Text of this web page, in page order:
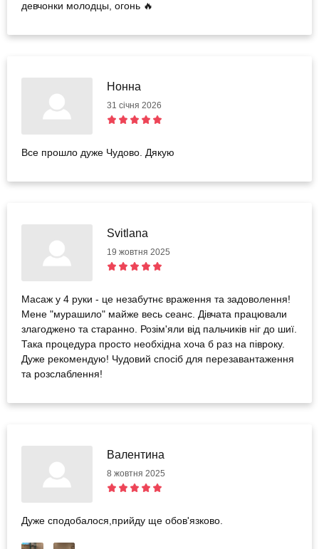
девчонки молодцы, огонь 🔥
Нонна
31 січня 2026
Все прошло дуже Чудово. Дякую
Svitlana
19 жовтня 2025
Масаж у 4 руки - це незабутнє враження та задоволення!
Мене "мурашило" майже весь сеанс. Дівчата працювали
злагоджено та старанно. Розім'яли від пальчиків ніг до шиї.
Така процедура просто необхідна хоча б раз на півроку.
Дуже рекомендую! Чудовий спосіб для перезавантаження
та розслаблення!
Валентина
8 жовтня 2025
Дуже сподобалося,прийду ще обов'язково.